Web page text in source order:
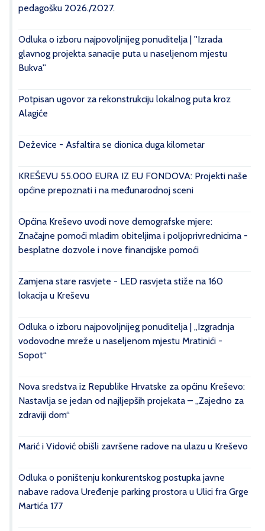
pedagošku 2026./2027.
Odluka o izboru najpovoljnijeg ponuditelja | ''Izrada
glavnog projekta sanacije puta u naseljenom mjestu
Bukva''
Potpisan ugovor za rekonstrukciju lokalnog puta kroz
Alagiće
Deževice - Asfaltira se dionica duga kilometar
KREŠEVU 55.000 EURA IZ EU FONDOVA: Projekti naše
općine prepoznati i na međunarodnoj sceni
Općina Kreševo uvodi nove demografske mjere:
Značajne pomoći mladim obiteljima i poljoprivrednicima -
besplatne dozvole i nove financijske pomoći
Zamjena stare rasvjete - LED rasvjeta stiže na 160
lokacija u Kreševu
Odluka o izboru najpovoljnijeg ponuditelja | „Izgradnja
vodovodne mreže u naseljenom mjestu Mratinići -
Sopot“
Nova sredstva iz Republike Hrvatske za općinu Kreševo:
Nastavlja se jedan od najljepših projekata – „Zajedno za
zdraviji dom“
Marić i Vidović obišli završene radove na ulazu u Kreševo
Odluka o poništenju konkurentskog postupka javne
nabave radova Uređenje parking prostora u Ulici fra Grge
Martića 177